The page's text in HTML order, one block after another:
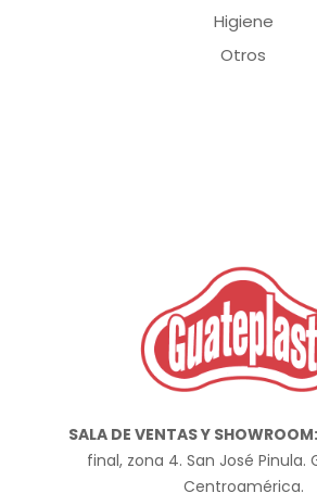
Higiene
Otros
SALA DE VENTAS Y SHOWROOM:
final, zona 4. San José Pinula.
Centroamérica.